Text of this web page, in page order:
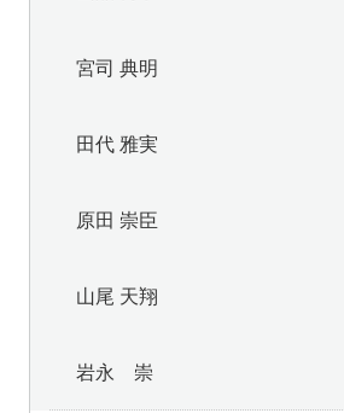
宮司 典明
田代 雅実
原田 崇臣
山尾 天翔
岩永 崇